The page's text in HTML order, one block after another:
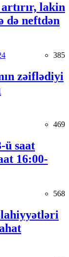
lakin
də neftdən
385
zəiflədiyi
469
ü saat
16:00-
568